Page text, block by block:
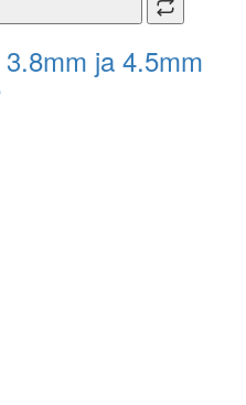
ja 4.5mm